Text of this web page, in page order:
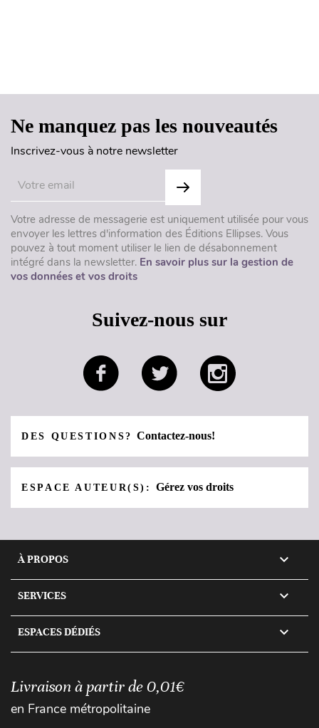
Ne manquez pas les nouveautés
Inscrivez-vous à notre newsletter
Votre adresse de messagerie est uniquement utilisée pour vous
envoyer les lettres d'information des Éditions Ellipses. Vous
pouvez à tout moment utiliser le lien de désabonnement
intégré dans la newsletter. En savoir plus sur la gestion de
vos données et vos droits
Suivez-nous sur
DES QUESTIONS?Contactez-nous!
ESPACE AUTEUR(S):Gérez vos droits
À PROPOS 
SERVICES 
ESPACES DÉDIÉS 
Livraison à partir de 0,01€
en France métropolitaine